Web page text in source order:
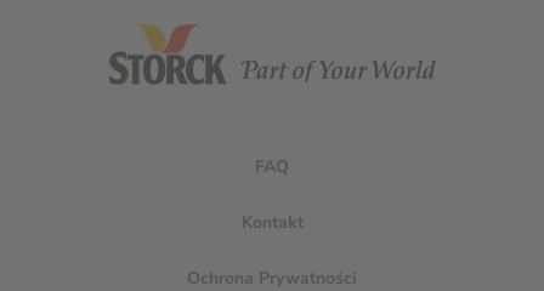
FAQ
Kontakt
Ochrona Prywatności